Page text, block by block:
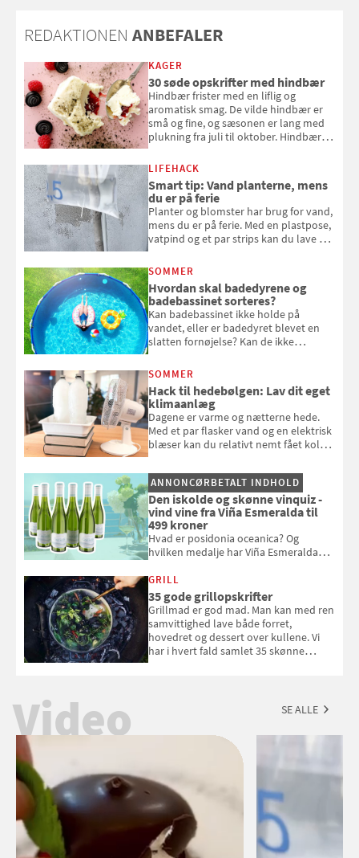
REDAKTIONEN ANBEFALER
KAGER
30 søde opskrifter med hindbær
Hindbær frister med en liflig og
aromatisk smag. De vilde hindbær er
små og fine, og sæsonen er lang med
plukning fra juli til oktober. Hindbær
kan bruge dine hindbær i alt fra
bagværk og salater til is og syltning.
LIFEHACK
Smart tip: Vand planterne, mens
du er på ferie
Planter og blomster har brug for vand,
mens du er på ferie. Med en plastpose,
vatpind og et par strips kan du lave dit
at bede naboen om at vande eller
SOMMER
Hvordan skal badedyrene og
badebassinet sorteres?
Kan badebassinet ikke holde på
vandet, eller er badedyret blevet en
slatten fornøjelse? Kan de ikke
opmærksom, når du smider
badebassinet eller et badedyr ud
SOMMER
Hack til hedebølgen: Lav dit eget
klimaanlæg
Dagene er varme og nætterne hede.
Med et par flasker vand og en elektrisk
blæser kan du relativt nemt fået koldt
og se, hvordan du gør
ANNONCØRBETALT INDHOLD
Den iskolde og skønne vinquiz -
vind vine fra Viña Esmeralda til
499 kroner
Hvad er posidonia oceanica? Og
hvilken medalje har Viña Esmeralda
med i Samvirkes skønne vinquiz, hvor
du kan vinde 6 flasker vin fra Viña
Esmeralda. Konkurrencen slutter 1.
september 2026.
GRILL
35 gode grillopskrifter
Grillmad er god mad. Man kan med ren
samvittighed lave både forret,
hovedret og dessert over kullene. Vi
har i hvert fald samlet 35 skønne
Video SE ALLE